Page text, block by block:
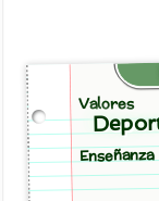
Valores
Enseñanza